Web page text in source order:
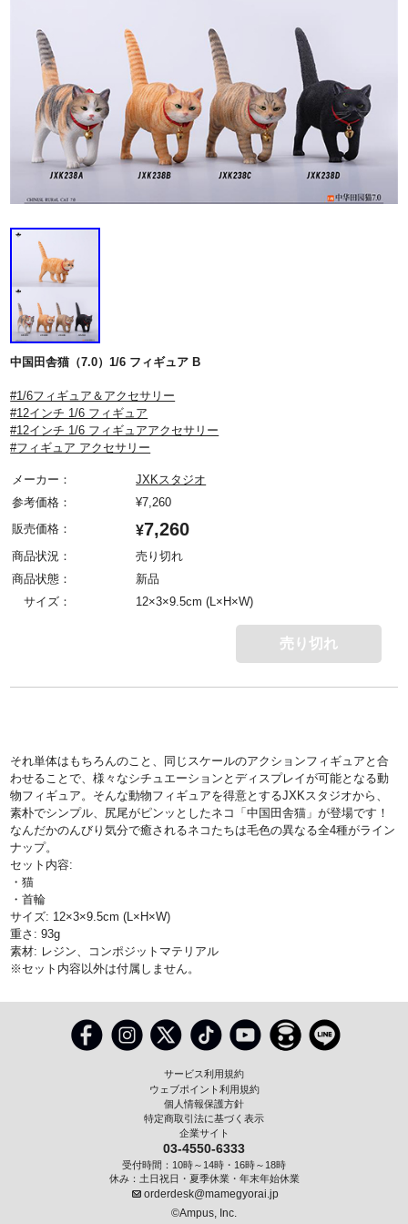
中国田舎猫（7.0）1/6 フィギュア B
#1/6フィギュア＆アクセサリー
#12インチ 1/6 フィギュア
#12インチ 1/6 フィギュアアクセサリー
#フィギュア アクセサリー
メーカー：
JXKスタジオ
参考価格：
¥7,260
販売価格：
¥7,260
商品状況：
売り切れ
商品状態：
新品
サイズ：
12×3×9.5cm (L×H×W)
売り切れ
それ単体はもちろんのこと、同じスケールのアクションフィギュアと合
わせることで、様々なシチュエーションとディスプレイが可能となる動
物フィギュア。そんな動物フィギュアを得意とするJXKスタジオから、
素朴でシンプル、尻尾がピンッとしたネコ「中国田舎猫」が登場です！
なんだかのんびり気分で癒されるネコたちは毛色の異なる全4種がライン
ナップ。
セット内容:
・猫
・首輪
サイズ: 12×3×9.5cm (L×H×W)
重さ: 93g
素材: レジン、コンポジットマテリアル
※セット内容以外は付属しません。
サービス利用規約
ウェブポイント利用規約
個人情報保護方針
特定商取引法に基づく表示
企業サイト
03-4550-6333
受付時間：10時～14時・16時～18時
休み：土日祝日・夏季休業・年末年始休業
orderdesk@mamegyorai.jp
©Ampus, Inc.